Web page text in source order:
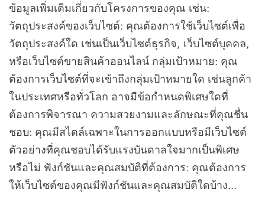
ข้อมูลเพิ่มเติมเกี่ยวกับโครงการของคุณ เช่น:
วัตถุประสงค์ของเว็บไซต์: คุณต้องการใช้เว็บไซต์เพื่อ
วัตถุประสงค์ใด เช่นเป็นเว็บไซต์ธุรกิจ, เว็บไซต์บุคคล,
หรือเว็บไซต์ขายสินค้าออนไลน์ กลุ่มเป้าหมาย: คุณ
ต้องการเว็บไซต์ที่จะเข้าถึงกลุ่มเป้าหมายใด เช่นลูกค้า
ในประเทศหรือทั่วโลก อาจมีข้อกำหนดพิเศษใดที่
ต้องการพิจารณา ความสวยงามและลักษณะที่คุณชื่น
ชอบ: คุณมีสไตล์เฉพาะในการออกแบบหรือมีเว็บไซต์
ตัวอย่างที่คุณชอบได้รับแรงบันดาลใจมากเป็นพิเศษ
หรือไม่ ฟังก์ชันและคุณสมบัติที่ต้องการ: คุณต้องการ
ให้เว็บไซต์ของคุณมีฟังก์ชันและคุณสมบัติใดบ้าง...